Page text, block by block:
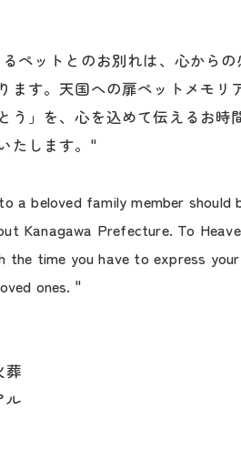
ペットとのお別れは、心から
ます。天国への扉ペットメモ
う」を、心を込めて伝えるお
たします。"
a beloved family member
Kanagawa Prefecture. To
the time you have to express
ones. "
葬
ル